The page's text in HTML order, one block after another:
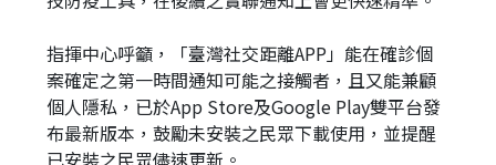
指揮中心呼籲，「臺灣社交距離APP」能在確診個
案確定之第一時間通知可能之接觸者，且又能兼顧
個人隱私，已於App Store及Google Play雙平台發
布最新版本，鼓勵未安裝之民眾下載使用，並提醒
已安裝之民眾儘速更新。